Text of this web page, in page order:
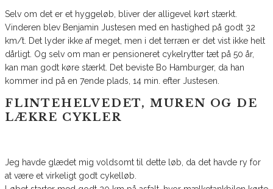
Selv om det er et hyggeløb, bliver der alligevel kørt stærkt.
Vinderen blev Benjamin Justesen med en hastighed på godt 32
km/t. Det lyder ikke af meget, men i det terræn er det vist ikke helt
dårligt. Og selv om man er pensioneret cykelrytter tæt på 50 år,
kan man godt køre stærkt. Det beviste Bo Hamburger, da han
kommer ind på en 7ende plads, 14 min. efter Justesen.
FLINTEHELVEDET, MUREN OG DE
LÆKRE CYKLER
Jeg havde glædet mig voldsomt til dette løb, da det havde ry for
at være et virkeligt godt cykelløb.